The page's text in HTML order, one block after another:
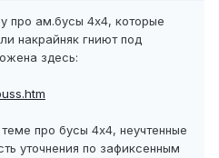
про ам.бусы 4х4, которые
накрайняк гниют под
здесь:
про бусы 4х4, неучтенные
уточнения по зафиксенным